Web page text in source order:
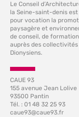
Le Conseil
la Seine-saint-denis
pour vocation la
paysagère et
de conseil, de
auprès des collectivités
Dionysiens.
CAUE 93
155 avenue Jean Lolive
93500 Pantin
Tél. : 01 48 32 25 93
caue93@caue93.fr